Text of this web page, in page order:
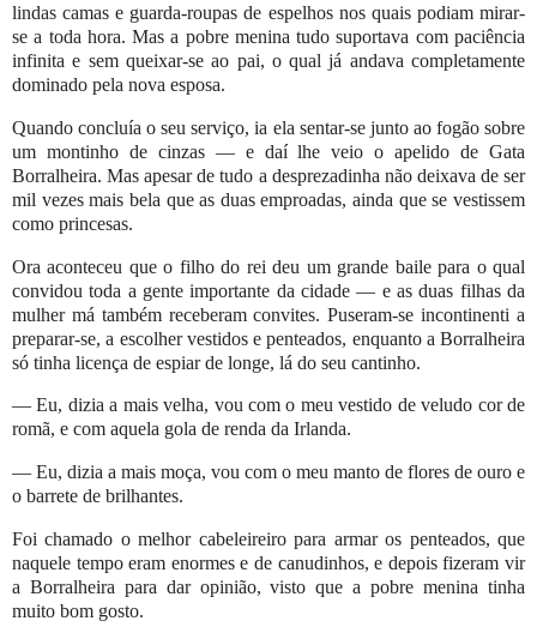
lindas camas e guarda-roupas de espelhos nos quais podiam mirar-
se a toda hora. Mas a pobre menina tudo suportava com paciência
infinita e sem queixar-se ao pai, o qual já andava completamente
dominado pela nova esposa.
Quando concluía o seu serviço, ia ela sentar-se junto ao fogão sobre
um montinho de cinzas — e daí lhe veio o apelido de Gata
Borralheira. Mas apesar de tudo a desprezadinha não deixava de ser
mil vezes mais bela que as duas emproadas, ainda que se vestissem
como princesas.
Ora aconteceu que o filho do rei deu um grande baile para o qual
convidou toda a gente importante da cidade — e as duas filhas da
mulher má também receberam convites. Puseram-se incontinenti a
preparar-se, a escolher vestidos e penteados, enquanto a Borralheira
só tinha licença de espiar de longe, lá do seu cantinho.
— Eu, dizia a mais velha, vou com o meu vestido de veludo cor de
romã, e com aquela gola de renda da Irlanda.
— Eu, dizia a mais moça, vou com o meu manto de flores de ouro e
o barrete de brilhantes.
Foi chamado o melhor cabeleireiro para armar os penteados, que
naquele tempo eram enormes e de canudinhos, e depois fizeram vir
a Borralheira para dar opinião, visto que a pobre menina tinha
muito bom gosto.